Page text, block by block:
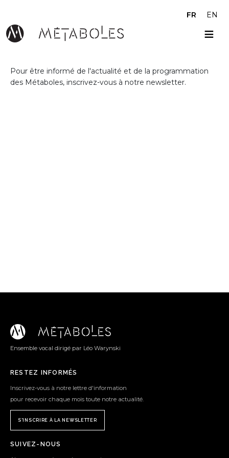
EN
FR
Pour être informé de l'actualité et de la programmation
des Métaboles, inscrivez-vous à notre newsletter.
Ensemble vocal dirigé par Léo Warynski
RESTEZ INFORMÉS
Inscrivez-vous à notre lettre d'information
pour recevoir chaque mois toute notre actualité.
S'INSCRIRE À LA NEWSLETTER
SUIVEZ-NOUS